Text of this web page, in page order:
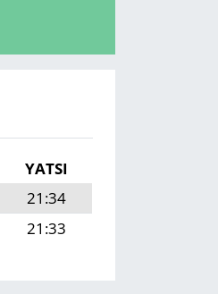
YATSI
21:34
21:33